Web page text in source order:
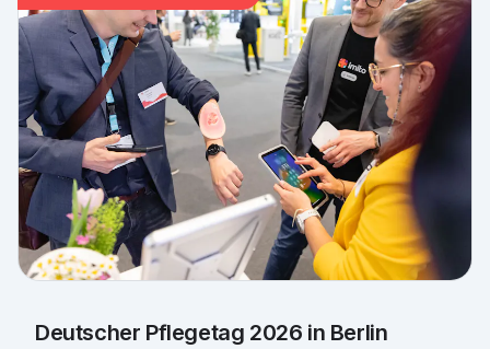
Deutscher Pflegetag 2026 in Berlin